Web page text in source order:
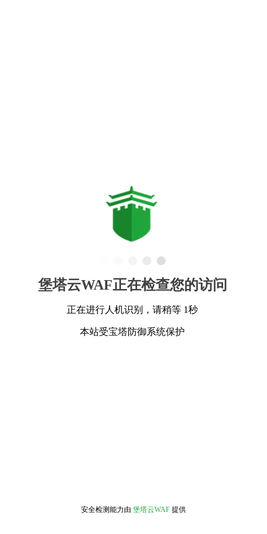
堡塔云WAF正在检查您的访问
正在进行人机识别，请稍等 1秒
本站受宝塔防御系统保护
安全检测能力由 堡塔云WAF 提供